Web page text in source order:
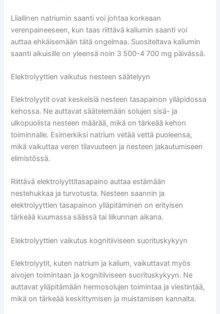
Liiallinen natriumin saanti voi johtaa korkeaan
verenpaineeseen, kun taas riittävä kaliumin saanti voi
auttaa ehkäisemään tätä ongelmaa. Suositeltava kaliumin
saanti aikuisille on yleensä noin 3 500-4 700 mg päivässä.
Elektrolyyttien vaikutus nesteen säätelyyn
Elektrolyytit ovat keskeisiä nesteen tasapainon ylläpidossa
kehossa. Ne auttavat säätelemään solujen sisä- ja
ulkopuolista nesteen määrää, mikä on tärkeää kehon
toiminnalle. Esimerkiksi natrium vetää vettä puoleensa,
mikä vaikuttaa veren tilavuuteen ja nesteen jakautumiseen
elimistössä.
Riittävä elektrolyyttitasapaino auttaa estämään
nestehukkaa ja turvotusta. Nesteen saannin ja
elektrolyyttien tasapainon ylläpitäminen on erityisen
tärkeää kuumassa säässä tai liikunnan aikana.
Elektrolyyttien vaikutus kognitiiviseen suorituskykyyn
Elektrolyytit, kuten natrium ja kalium, vaikuttavat myös
aivojen toimintaan ja kognitiiviseen suorituskykyyn. Ne
auttavat ylläpitämään hermosolujen toimintaa ja viestintää,
mikä on tärkeää keskittymisen ja muistamisen kannalta.